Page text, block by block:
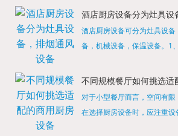
酒店厨房设备分为灶具设
酒店厨房设备可分为灶具设
备，机械设备，保温设备。1
缺少的，经过相关检测证明的
不同规模餐厅如何挑选适
对于小型餐厅而言，空间有限
在选择厨房设备时，应注重